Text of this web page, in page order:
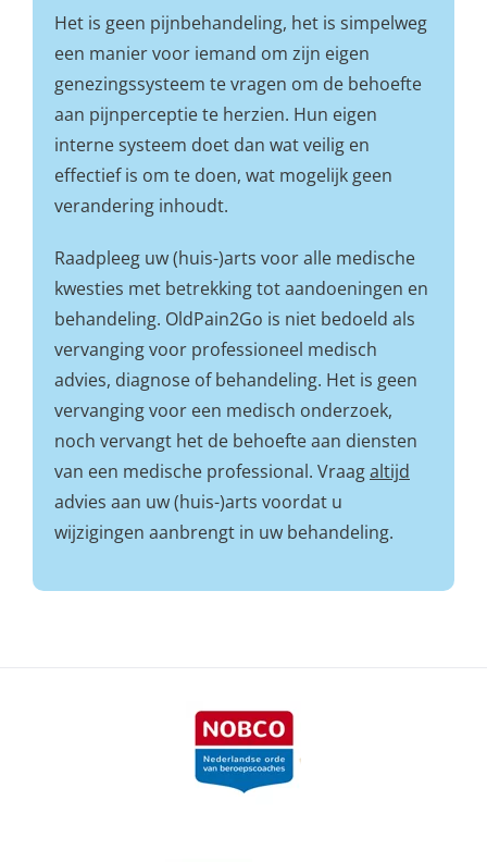
Het is geen pijnbehandeling, het is simpelweg
een manier voor iemand om zijn eigen
genezingssysteem te vragen om de behoefte
aan pijnperceptie te herzien. Hun eigen
interne systeem doet dan wat veilig en
effectief is om te doen, wat mogelijk geen
verandering inhoudt.
Raadpleeg uw (huis-)arts voor alle medische
kwesties met betrekking tot aandoeningen en
behandeling. OldPain2Go is niet bedoeld als
vervanging voor professioneel medisch
advies, diagnose of behandeling. Het is geen
vervanging voor een medisch onderzoek,
noch vervangt het de behoefte aan diensten
van een medische professional. Vraagaltijd
advies aan uw (huis-)arts voordat u
wijzigingen aanbrengt in uw behandeling.